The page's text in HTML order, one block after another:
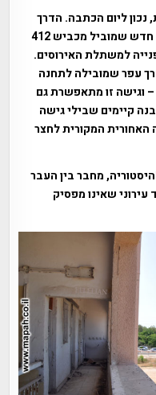
ליום הכתבה. הדרך
הראשית עוברת דרך כביש סלול יחסית חדש שמוביל מכביש 412
למשתלת האירוסים.
מתחילה דרך עפר שמובילה לתחנה
וגישה זו מתאפשרת גם
קיימים שבילי גישה
האחורית המקורית לחצר
מחבר בין העבר
שאינו מפסיק